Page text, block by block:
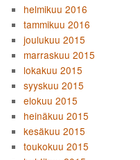
helmikuu 2016
tammikuu 2016
joulukuu 2015
marraskuu 2015
lokakuu 2015
syyskuu 2015
elokuu 2015
heinäkuu 2015
kesäkuu 2015
toukokuu 2015